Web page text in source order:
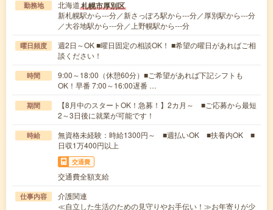
勤務地 北海道札幌市厚別区
新札幌駅から---分／新さっぽろ駅から---分／厚別駅から---分
／大谷地駅から---分／上野幌駅から---分
曜日頻度
週2日～OK ■曜日固定の相談OK！ ■希望の曜日があればご相
談ください！
時間
9:00～18:00（休憩60分）■ご希望があれば下記シフトも
OK！早番 7:00～16:00遅番 …
期間
【8月中のスタートOK！急募！】2カ月～ ■ご応募から最短
2～3日後に就業が可能です！
時給
無資格未経験：時給1300円～ ■週払いOK ■扶養内OK ■
日収1万400円以上
交通費
交通費全額支給
仕事内容
介護関連
≪自立した生活のための見守りやお手伝い！≫お年寄りが少